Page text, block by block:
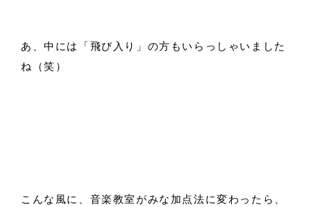
あ、中には「飛び入り」の方もいらっしゃいました
ね（笑）
こんな風に、音楽教室がみな加点法に変わったら、